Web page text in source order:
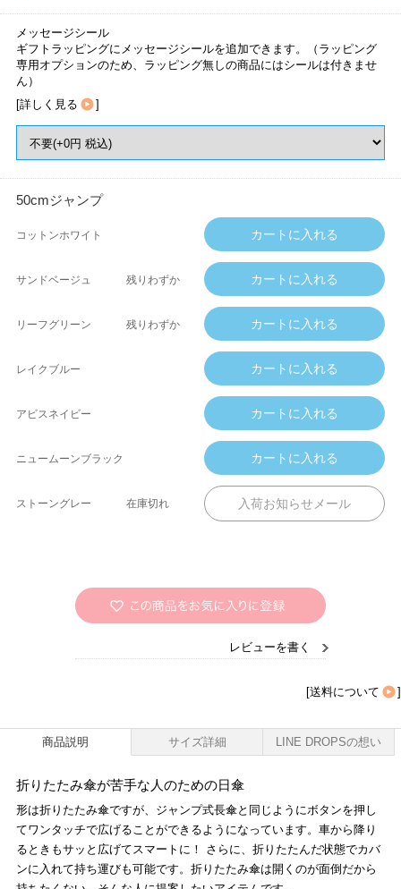
メッセージシール
ギフトラッピングにメッセージシールを追加できます。（ラッピング
専用オプションのため、ラッピング無しの商品にはシールは付きませ
ん）
[詳しく見る ]
50cmジャンプ
コットンホワイト
サンドベージュ 残りわずか
リーフグリーン 残りわずか
レイクブルー
アビスネイビー
ニュームーンブラック
ストーングレー 在庫切れ
レビューを書く
[送料について ]
商品説明 サイズ詳細 LINE DROPSの想い
折りたたみ傘が苦手な人のための日傘
形は折りたたみ傘ですが、ジャンプ式長傘と同じようにボタンを押し
てワンタッチで広げることができるようになっています。車から降り
るときもサッと広げてスマートに！ さらに、折りたたんだ状態でカバ
ンに入れて持ち運びも可能です。折りたたみ傘は開くのが面倒だから